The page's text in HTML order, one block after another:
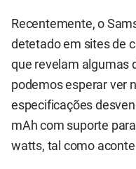
Recentemente, o
detetado em sites de
que revelam algumas
podemos esperar ver
especificações
mAh com suporte
watts, tal como